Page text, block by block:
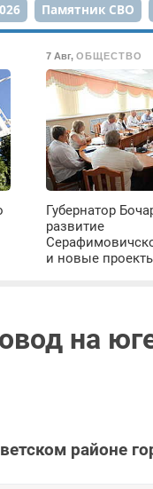
Памятник СВО
ЦПКиО 80-летие
7 Авг,ОБЩЕСТВО
Губернатор
развитие
и новые
на
районе